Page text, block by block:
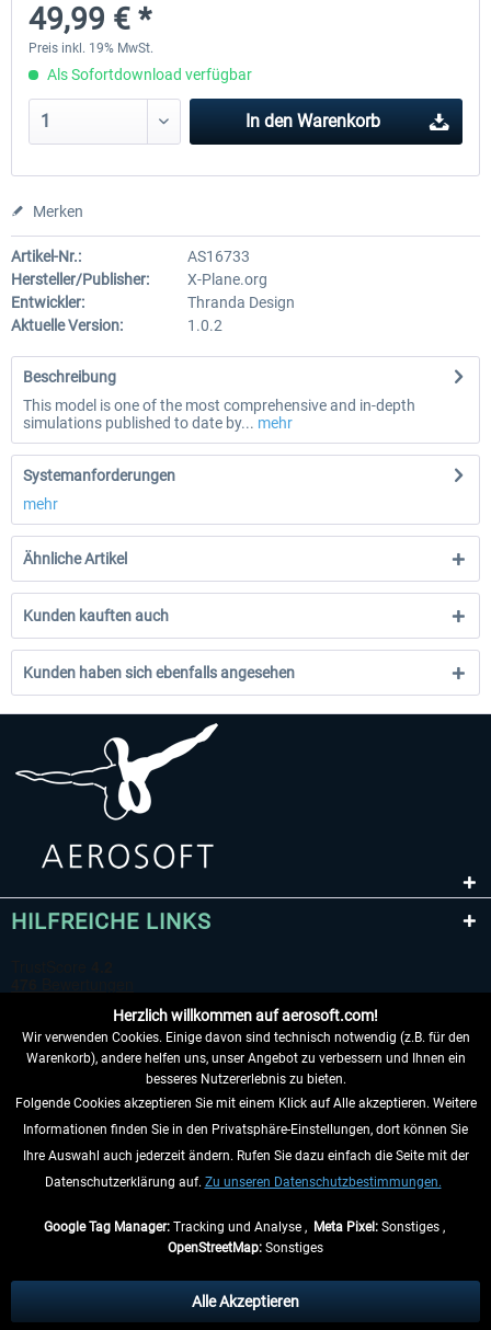
53,95 € *
49,99 € *
Preis inkl. 19% MwSt.
Als Sofortdownload verfügbar
In den Warenkorb
Merken
Artikel-Nr.:
AS16733
Hersteller/Publisher:
X-Plane.org
Entwickler:
Thranda Design
Aktuelle Version:
1.0.2
Beschreibung
This model is one of the most comprehensive and in-depth
simulations published to date by... mehr
Systemanforderungen
mehr
Ähnliche Artikel
Kunden kauften auch
Kunden haben sich ebenfalls angesehen
HILFREICHE LINKS
VERTRAG WIDERRUFEN
INFORMATIONEN
anders beschrieben.
** Gilt für Lieferungen innerhalb Deutschlands, Lieferzeiten für andere Länder
Herzlich willkommen auf aerosoft.com!
Wir verwenden Cookies. Einige davon sind technisch notwendig (z.B. für den
Warenkorb), andere helfen uns, unser Angebot zu verbessern und Ihnen ein
besseres Nutzererlebnis zu bieten.
Folgende Cookies akzeptieren Sie mit einem Klick auf Alle akzeptieren. Weitere
Informationen finden Sie in den Privatsphäre-Einstellungen, dort können Sie
Ihre Auswahl auch jederzeit ändern. Rufen Sie dazu einfach die Seite mit der
Datenschutzerklärung auf. Zu unseren Datenschutzbestimmungen.
Google Tag Manager:Tracking und Analyse , Meta Pixel:Sonstiges ,
OpenStreetMap: Sonstiges
Alle Akzeptieren